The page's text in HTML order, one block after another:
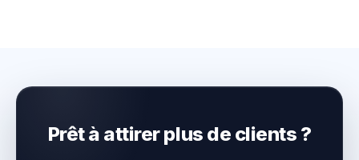
Prêt à attirer plus de clients ?